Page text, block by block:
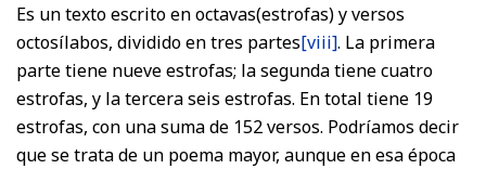
Es un texto escrito en octavas(estrofas) y versos
octosílabos, dividido en tres partes[viii]. La primera
parte tiene nueve estrofas; la segunda tiene cuatro
estrofas, y la tercera seis estrofas. En total tiene 19
estrofas, con una suma de 152 versos. Podríamos decir
que se trata de un poema mayor, aunque en esa época